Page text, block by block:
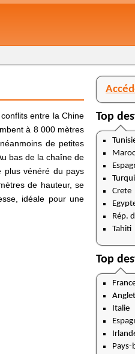
entre la Chine
à 8 000 mètres
de petites
bas de la chaîne de
plus vénéré du pays
de hauteur, se
idéale pour une
Top
Maroc
Crete
Rép.
Tahiti
Top
Italie
Pays-